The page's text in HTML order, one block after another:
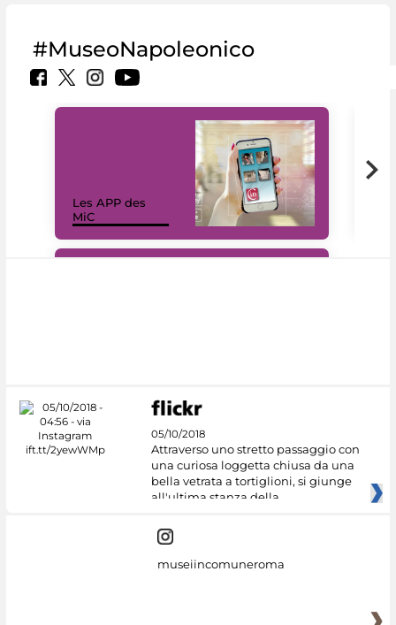
#MuseoNapoleonico
Les APP des
MiC
05/10/2018
Attraverso uno stretto passaggio con
una curiosa loggetta chiusa da una
bella vetrata a tortiglioni, si giunge
all'ultima stanza della
museiincomuneroma